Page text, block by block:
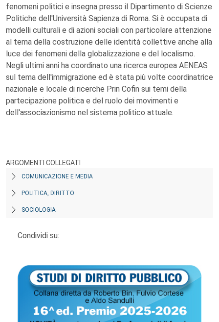
fenomeni politici e insegna presso il Dipartimento di Scienze
Politiche dell'Università Sapienza di Roma. Si è occupata di
modelli culturali e di azioni sociali con particolare attenzione
al tema della costruzione delle identità collettive anche alla
luce dei fenomeni della globalizzazione e del localismo.
Negli ultimi anni ha coordinato una ricerca europea AENEAS
sul tema dell'immigrazione ed è stata più volte coordinatrice
nazionale e locale di ricerche Prin Cofin sui temi della
partecipazione politica e del ruolo dei movimenti e
dell'associazionismo nel sistema politico attuale.
ARGOMENTI COLLEGATI
COMUNICAZIONE E MEDIA
POLITICA, DIRITTO
SOCIOLOGIA
Condividi su: